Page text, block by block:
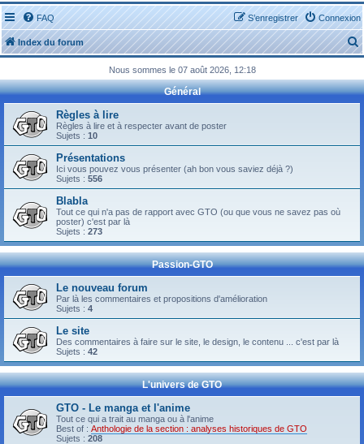
FAQ Connexion
S’enregistrer
Index du forum
e
c
Nous sommes le 07 août 2026, 12:18
Général
Règles à lire
Règles à lire et à respecter avant de poster
Sujets : 10
Présentations
Ici vous pouvez vous présenter (ah bon vous saviez déjà ?)
Sujets : 556
Blabla
Tout ce qui n'a pas de rapport avec GTO (ou que vous ne savez pas où
poster) c'est par là
Sujets : 273
Passion-GTO
Le nouveau forum
Par là les commentaires et propositions d'amélioration
Sujets : 4
Le site
Des commentaires à faire sur le site, le design, le contenu ... c'est par là
Sujets : 42
L'univers de GTO
GTO - Le manga et l'anime
Tout ce qui a trait au manga ou à l'anime
Best of : Anthologie de la section : analyses historiques de GTO
Sujets : 208